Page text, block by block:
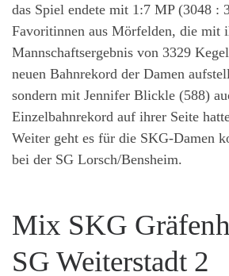
das Spiel endete mit 1:7 MP (3048 :
Favoritinnen aus Mörfelden, die mit
Mannschaftsergebnis von 3329
neuen Bahnrekord der Damen
sondern mit Jennifer Blickle (588)
Einzelbahnrekord auf ihrer Seite
Weiter geht es für die SKG-Damen
bei der SG Lorsch/Bensheim.
Mix SKG
SG Weiterstadt 2